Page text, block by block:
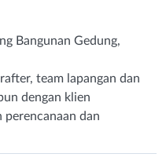
Bangunan Gedung,
team lapangan dan
dengan klien
dan